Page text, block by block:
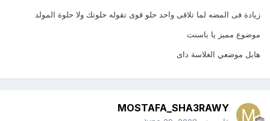
زيادة فى المضه لما تلاقى واحد حلو قوى تقوله حلوتك ولا حلوة المولد
موضوع مميز يا باسنت
هايل موضعي الغلاسة داى
MOSTAFA_SHA3RAWY